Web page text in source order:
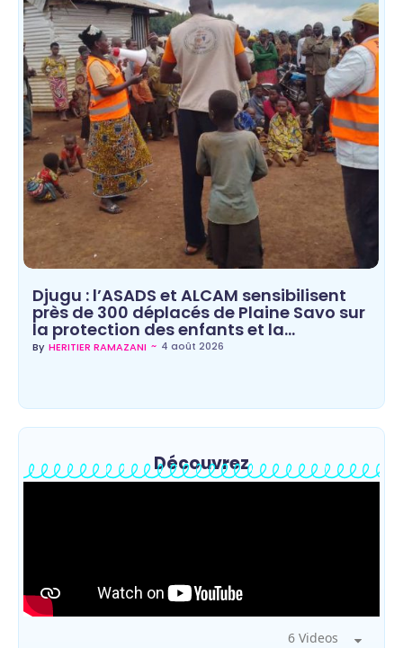
Djugu : l’ASADS et ALCAM sensibilisent
près de 300 déplacés de Plaine Savo sur
la protection des enfants et la…
By HERITIER RAMAZANI ~ 4 août 2026
Découvrez
6 Videos